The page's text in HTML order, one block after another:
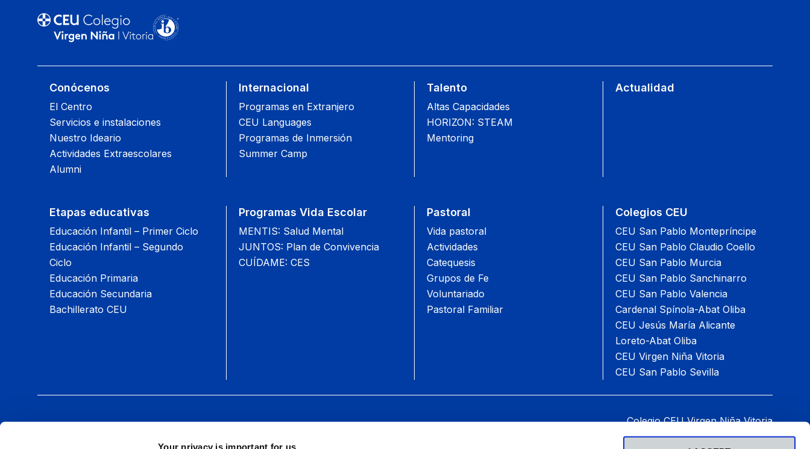
Your privacy is important for us
Conócenos
El Centro
Servicios e instalaciones
Nuestro Ideario
Actividades Extraescolares
Alumni
Etapas educativas
Educación Infantil – Primer Ciclo
Educación Infantil – Segundo
Ciclo
Educación Primaria
Educación Secundaria
Bachillerato CEU
Internacional
Programas en Extranjero
CEU Languages
Programas de Inmersión
Summer Camp
Programas Vida Escolar
MENTIS: Salud Mental
JUNTOS: Plan de Convivencia
CUÍDAME: CES
Talento
Altas Capacidades
HORIZON: STEAM
Mentoring
Pastoral
Vida pastoral
Actividades
Catequesis
Grupos de Fe
Voluntariado
Pastoral Familiar
Actualidad
Colegios CEU
CEU San Pablo Montepríncipe
CEU San Pablo Claudio Coello
CEU San Pablo Murcia
CEU San Pablo Sanchinarro
CEU San Pablo Valencia
Cardenal Spínola-Abat Oliba
CEU Jesús María Alicante
Loreto-Abat Oliba
CEU Virgen Niña Vitoria
CEU San Pablo Sevilla
Colegio CEU Virgen Niña Vitoria
Paseo del Batán, 60, 01007 Vitoria-Gasteiz.